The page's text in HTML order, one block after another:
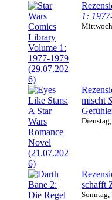
1:
mischt
schafft
Sonntag,